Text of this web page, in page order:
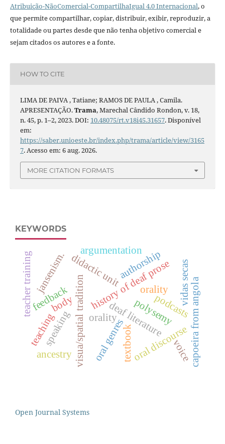
Atribuição-NãoComercial-CompartilhaIgual 4.0 Internacional, o
que permite compartilhar, copiar, distribuir, exibir, reproduzir, a
totalidade ou partes desde que não tenha objetivo comercial e
sejam citados os autores e a fonte.
HOW TO CITE
LIMA DE PAIVA , Tatiane; RAMOS DE PAULA , Camila.
APRESENTAÇÃO.Trama, Marechal Cândido Rondon, v. 18,
n. 45, p. 1–2, 2023. DOI: 10.48075/rt.v18i45.31657. Disponível
em:
https://saber.unioeste.br/index.php/trama/article/view/3165
7. Acesso em: 6 aug. 2026.
MORE CITATION FORMATS
KEYWORDS
visua/spatial tradition deaf literature
history of deaf prose
orality
didactic unit
orality
oral discourse
polysemy
authorship
podcasts
textbook
oral genres
argumentation
body
voice
speaking
teaching
feedback
teacher training capoeira from angola
ancestry
vidas secas
jansenism.
Open Journal Systems